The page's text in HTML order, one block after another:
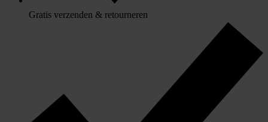
Gratis verzenden & retourneren